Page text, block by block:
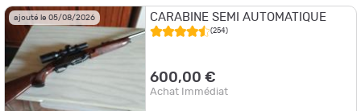
ajouté le 05/08/2026 CARABINE SEMI AUTOMATIQUE
(254)
600,00 €
Achat Immédiat